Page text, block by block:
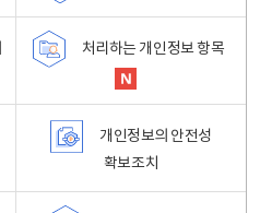
처리하는 개인정보 항목
개인정보의 안전성
확보조치